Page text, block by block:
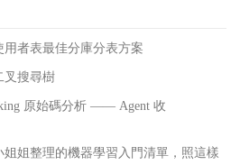
者表最佳分庫分表方案
叉搜尋樹
原始碼分析 —— Agent 收
姐整理的機器學習入門清單，照這樣